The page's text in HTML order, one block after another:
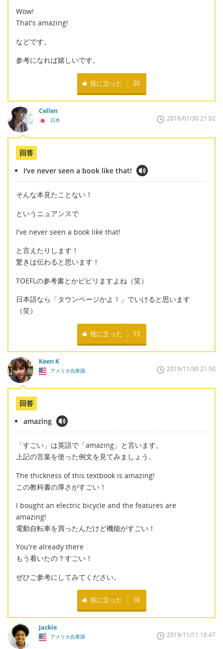
Wow!
That's amazing!
などです。
参考になれば嬉しいです。
役に立った 20
Cellen
日本 2016/01/30 21:02
回答
I've never seen a book like that!
そんな本見たことない！
というニュアンスで
I've never seen a book like that!
と言えたりします！
驚きは伝わると思います！
TOEFLの参考書とかビビリますよね（笑）
日本語なら「タウンページかよ！」でいけると思います
（笑）
役に立った 13
Keen K
アメリカ合衆国 2019/11/30 21:50
回答
amazing
「すごい」は英語で「amazing」と言います。
上記の言葉を使った例文を見てみましょう。
The thickness of this textbook is amazing!
この教科書の厚さがすごい！
I bought an electric bicycle and the features are
amazing!
電動自転車を買ったんだけど機能がすごい！
You're already there
もう着いたの？すごい！
ぜひご参考にしてみてください。
役に立った 10
Jackie
アメリカ合衆国 2019/11/11 16:47